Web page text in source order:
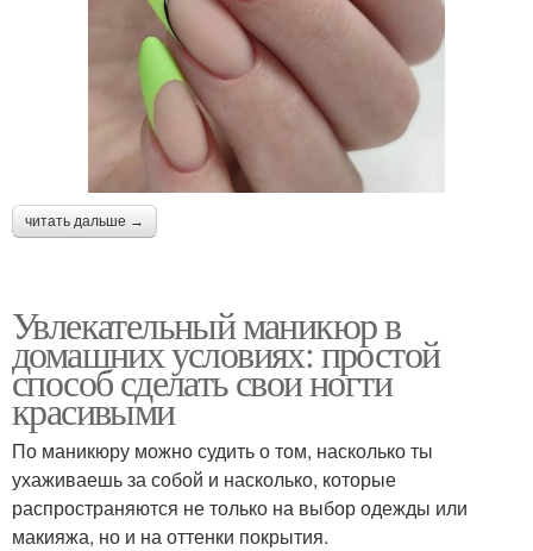
читать дальше →
Увлекательный маникюр в
домашних условиях: простой
способ сделать свои ногти
красивыми
По маникюру можно судить о том, насколько ты
ухаживаешь за собой и насколько, которые
распространяются не только на выбор одежды или
макияжа, но и на оттенки покрытия.